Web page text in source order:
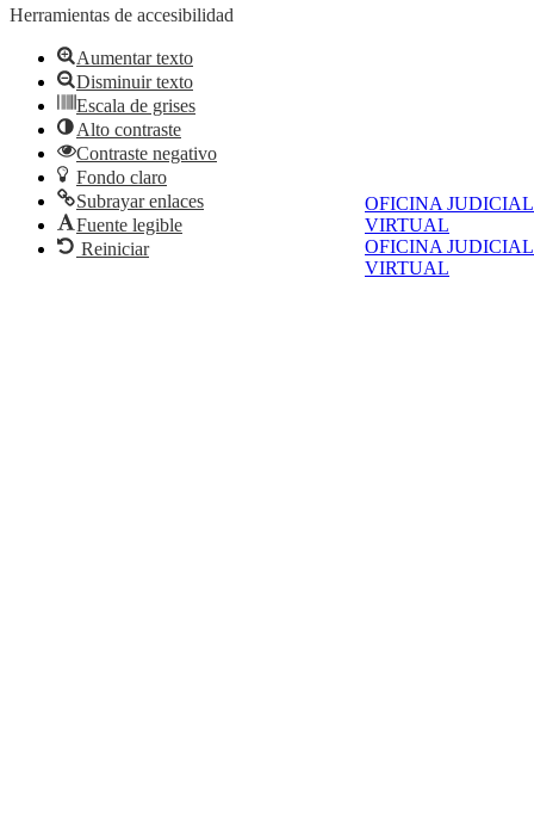
OFICINA JUDICIAL
VIRTUAL
OFICINA JUDICIAL
VIRTUAL
Herramientas de accesibilidad
Aumentar texto
Disminuir texto
Escala de grises
Alto contraste
Contraste negativo
Fondo claro
Subrayar enlaces
Fuente legible
Reiniciar